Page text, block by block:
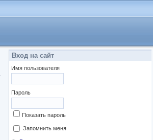
Вход на сайт
Имя пользователя
Пароль
Показать пароль
Запомнить меня